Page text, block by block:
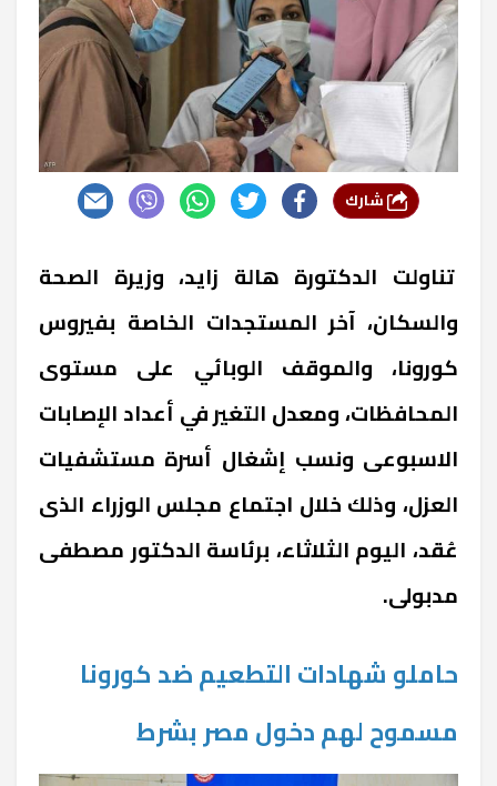
تناولت الدكتورة هالة زايد، وزيرة الصحة
والسكان، آخر المستجدات الخاصة بفيروس
كورونا، والموقف الوبائي على مستوى
المحافظات، ومعدل التغير في أعداد الإصابات
الاسبوعى ونسب إشغال أسرة مستشفيات
العزل، وذلك خلال اجتماع مجلس الوزراء الذى
عُقد، اليوم الثلاثاء، برئاسة الدكتور مصطفى
مدبولى.
حاملو شهادات التطعيم ضد كورونا
مسموح لهم دخول مصر بشرط